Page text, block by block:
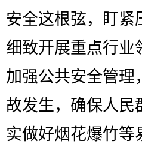
安全这根弦，盯紧
细致开展重点行业
加强公共安全管理
故发生，确保人民
实做好烟花爆竹等